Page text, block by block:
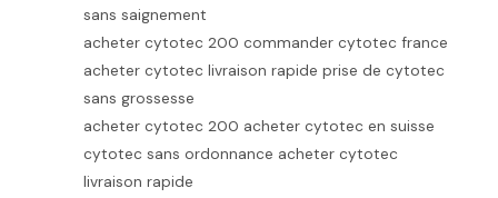
sans saignement
acheter cytotec 200 commander cytotec france
acheter cytotec livraison rapide prise de cytotec
sans grossesse
acheter cytotec 200 acheter cytotec en suisse
cytotec sans ordonnance acheter cytotec
livraison rapide